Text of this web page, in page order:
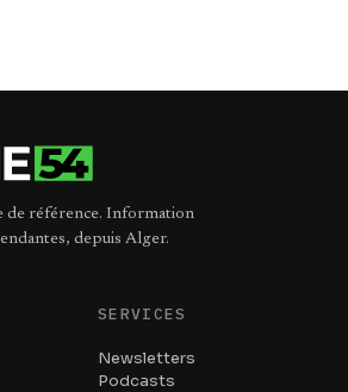
de référence. Information
depuis Alger.
SERVICES
Newsletters
Podcasts